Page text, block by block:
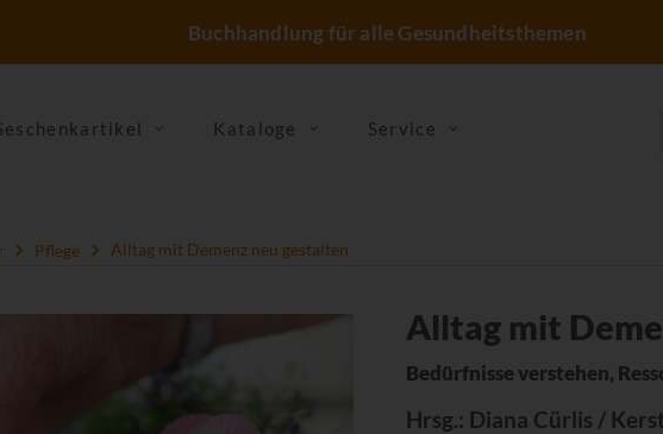
Buchhandlung für alle Gesundheitsthemen
Kataloge Service
Pflege Alltag mit Demenz neu gestalten
Alltag mit
Bedürfnisse verstehen,
Hrsg.: Diana Cürlis /